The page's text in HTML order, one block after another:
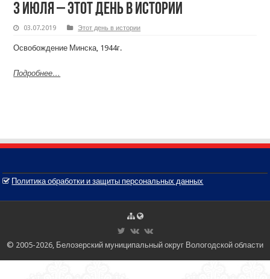
3 июля – этот день в истории
03.07.2019 Этот день в истории
Освобождение Минска, 1944г.
Подробнее…
Политика обработки и защиты персональных данных
© 2005-2026, Белозерский муниципальный округ Вологодской области